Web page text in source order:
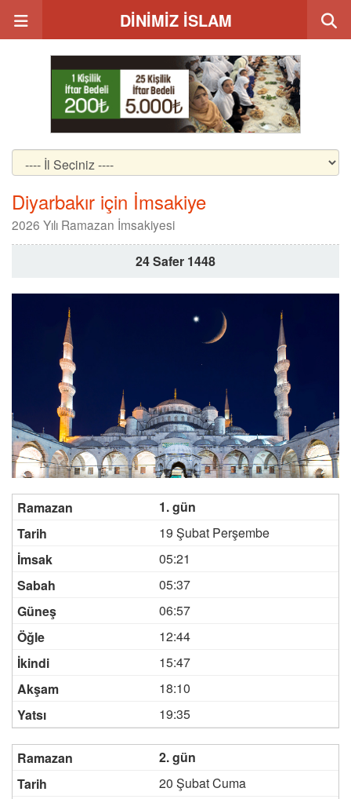
DİNİMİZ İSLAM
Diyarbakır için İmsakiye
2026 Yılı Ramazan İmsakiyesi
24 Safer 1448
1. gün
19 Şubat Perşembe
05:21
05:37
06:57
12:44
15:47
18:10
19:35
2. gün
20 Şubat Cuma